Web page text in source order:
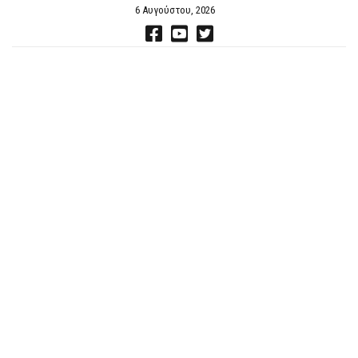
6 Αυγούστου, 2026